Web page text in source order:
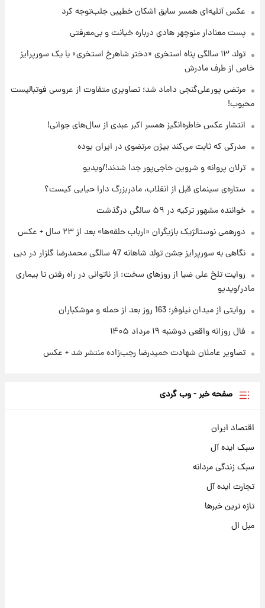
۲۳ ساعت پیش
۲۱ ساعت پیش
فال قهوه روزانه دوشنبه ۱۹ مرداد ماه ۱۴۰۵
فال روزانه واقعی دوشنبه ۱۹ مرداد ۱۴۰۵
۱ روز پیش
شد
عکس‌ آتلیه‌ای همسر سابق اشکان خطیبی جلب‌توجه کرد
پست معنادار منوچهر هادی درباره خیانت و بی‌معرفتی
تولد ۱۳ سالگی پناه استخری «دختر شاهرخ استخری» با یک سورپرایز
خاص از طرف مادرش
مرتضی پورعلی‌گنجی داماد شد؛ تصاویری متفاوت از عروسی فوتبالیست
محبوب!
انتشار عکس خاطره‌انگیز همسر اکبر عبدی از سال‌های جوانی!
مدرکی که ثابت می‌کند بیژن مرتضوی در ایران بوده
ترلان پروانه و شروین حاجی‌پور جدا شدند!/ویدیو
ستاره‌ی سینمای قبل از انقلاب، مادربزرگ دارا حیایی کیست؟
خواننده مشهور ترکیه در ۵۹ سالگی درگذشت
دورهمی نوستالژیک بازیگران «ارباب حلقه‌ها» بعد از ۲۳ سال + عکس
نگاهی به سورپرایز جشن تولد شاهانه 47 سالگی محمدرضا گلزار در دبی
روایت تلخ علی ضیا از روزهای سخت: از ناتوانی در راه رفتن تا بیماری
مادر/ویدیو
روایتی از میدان نیلوفر؛ 163 روز بعد از حمله و موشکباران
فال روزانه واقعی دوشنبه ۱۹ مرداد ۱۴۰۵
تصاویر عاملان شهادت حمیدرضا رجب‌زاده منتشر شد + عکس
صفحه خبر - وب گردی
اقتصاد ایران
سبک ایده آل
سبک زندگی مردانه
تجارت ایده آل
تازه ترین خبرها
مبل ال